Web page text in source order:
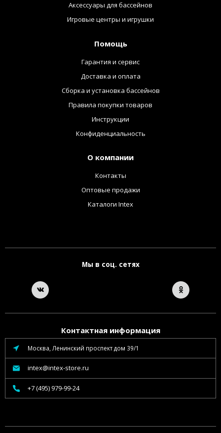
Аксессуары для бассейнов
Игровые центры и игрушки
Помощь
Гарантия и сервис
Доставка и оплата
Сборка и установка бассейнов
Правила покупки товаров
Инструкции
Конфиденциальность
О компании
Контакты
Оптовые продажи
Каталоги Intex
Мы в соц. сетях
Контактная информация
Москва, Ленинский проспект дом 39/1
intex@intex-store.ru
+7 (495) 979-99-24